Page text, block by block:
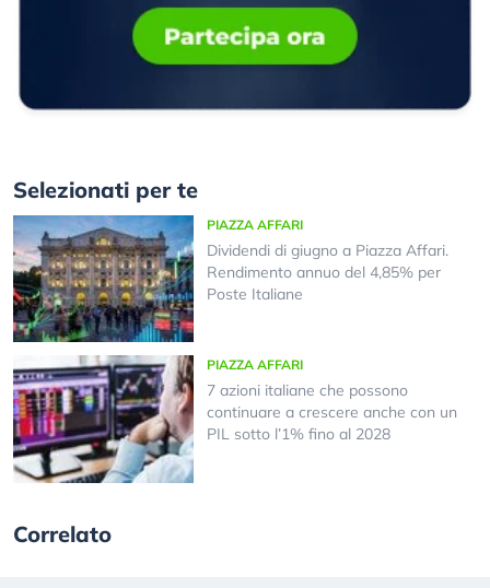
Selezionati per te
PIAZZA AFFARI
Dividendi di giugno a Piazza Affari.
Rendimento annuo del 4,85% per
Poste Italiane
PIAZZA AFFARI
7 azioni italiane che possono
continuare a crescere anche con un
PIL sotto l’1% fino al 2028
Correlato